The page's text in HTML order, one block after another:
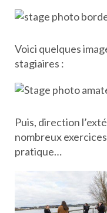
Voici quelques
stagiaires :
Puis, direction
nombreux
pratique…